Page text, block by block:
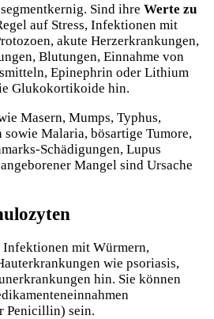
Sind ihre Werte zu
auf Stress, Infektionen mit
akute Herzerkrankungen,
Blutungen, Einnahme von
Epinephrin oder Lithium
Glukokortikoide hin.
Masern, Mumps, Typhus,
Malaria, bösartige Tumore,
Schädigungen, Lupus
Mangel sind Ursache
Infektionen mit Würmern,
wie psoriasis,
hin. Sie können
Penicillin) sein.